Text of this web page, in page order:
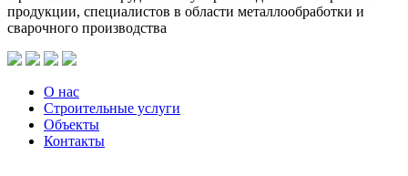
продукции, специалистов в области металлообработки и
сварочного производства
О нас
Строительные услуги
Объекты
Контакты